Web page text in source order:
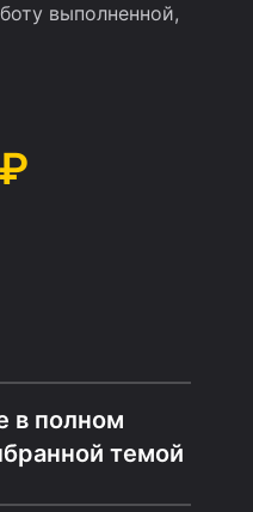
выполненной,
₽
в полном
темой